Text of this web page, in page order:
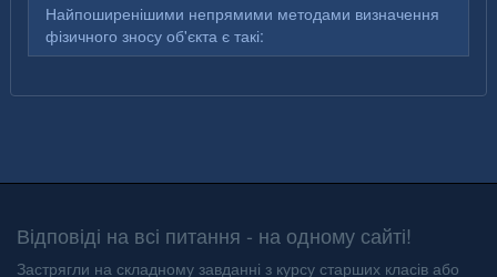
Найпоширенішими непрямими методами визначення
фізичного зносу об'єкта є такі:
Відповіді на всі питання - на одному сайті!
Застрягли на складному завданні з курсу старших класів або